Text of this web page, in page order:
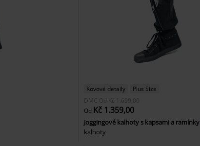
Kovové detaily
Plus Size
DMC Od Kč 1.699,00
Od Kč 1.359,00
Joggingové kalhoty s kapsami a ramínky
kalhoty